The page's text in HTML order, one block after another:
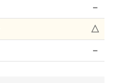
－
△
－